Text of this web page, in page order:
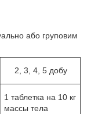
або груповим
2, 3, 4, 5 добу
1 таблетка на 10 кг
массы тела